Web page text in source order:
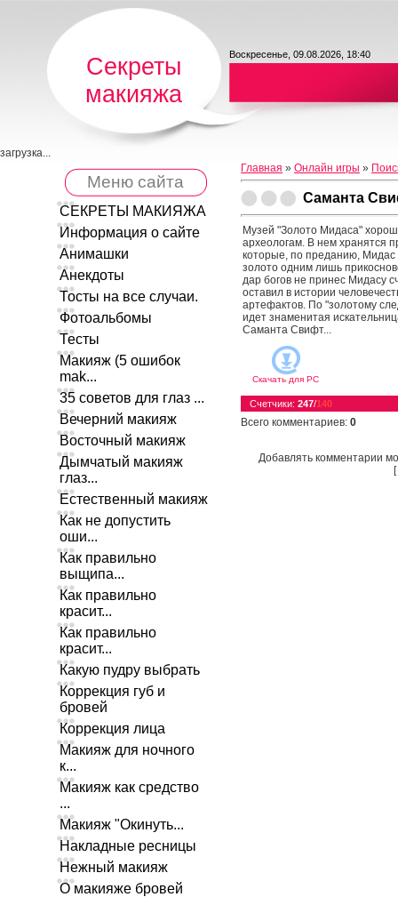
Секреты
макияжа
Воскресенье, 09.08.2026, 18:40
загрузка...
Меню сайта
СЕКРЕТЫ МАКИЯЖА
Информация о сайте
Анимашки
Анекдоты
Тосты на все случаи.
Фотоальбомы
Тесты
Макияж (5 ошибок
mak...
35 советов для глаз ...
Вечерний макияж
Восточный макияж
Дымчатый макияж
глаз...
Естественный макияж
Как не допустить
оши...
Как правильно
выщипа...
Как правильно
красит...
Как правильно
красит...
Какую пудру выбрать
Коррекция губ и
бровей
Коррекция лица
Макияж для ночного
к...
Макияж как средство
...
Макияж "Окинуть...
Накладные ресницы
Нежный макияж
О макияже бровей
Главная » Онлайн игры »
Саманта
Музей "Золото Мидаса"
археологам. В нем хранятся
которые, по преданию, Мидас
золото одним лишь
дар богов не принес Мидасу
оставил в истории
артефактов. По "золотому
идет знаменитая
Саманта Свифт...
Скачать для PC
Счетчики: 247/140
Всего комментариев: 0
Добавлять комментарии
[